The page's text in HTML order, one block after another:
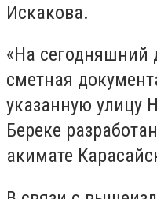
Искакова.
«На сегодняшний
сметная
указанную улицу
Береке
акимате